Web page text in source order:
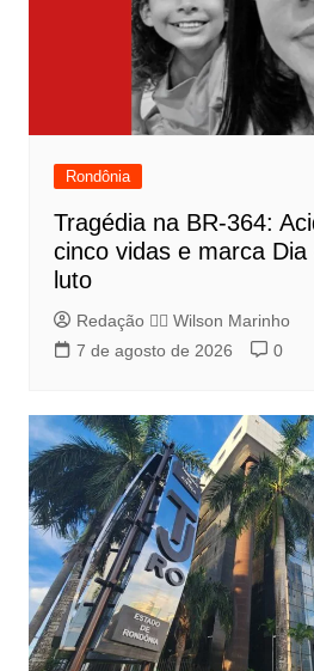
Rondônia
Tragédia na BR-364:
cinco vidas e marca Dia
luto
Redação 👨‍⚖️​ Wilson Marinho
7 de agosto de 2026
0